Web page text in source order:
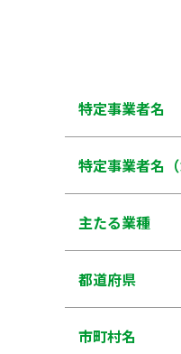
特定事業者名
特定事業者名（
主たる業種
都道府県
市町村名